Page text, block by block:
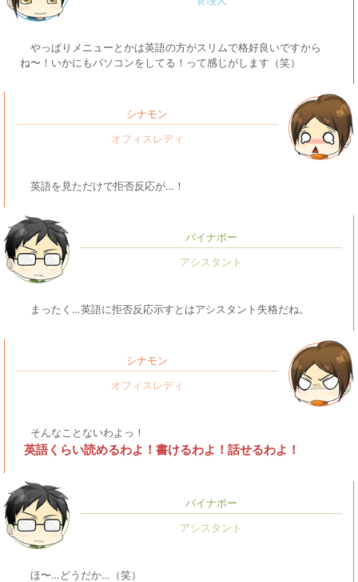
やっぱりメニューとかは英語の方がスリムで格好良いですから
ね〜！いかにもパソコンをしてる！って感じがします（笑）
シナモン
英語を見ただけで拒否反応が…！
パイナポー
まったく…英語に拒否反応示すとはアシスタント失格だね。
シナモン
そんなことないわよっ！
英語くらい読めるわよ！書けるわよ！話せるわよ！
パイナポー
ほ〜…どうだか…（笑）